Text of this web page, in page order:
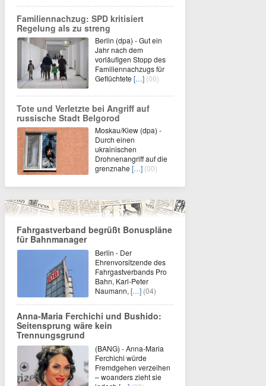
Familiennachzug: SPD kritisiert
Regelung als zu streng
Berlin (dpa) - Gut ein
Jahr nach dem
vorläufigen Stopp des
Familiennachzugs für
Geflüchtete […] (00)
Tote und Verletzte bei Angriff auf
russische Stadt Belgorod
Moskau/Kiew (dpa) -
Durch einen
ukrainischen
Drohnenangriff auf die
grenznahe […] (00)
Fahrgastverband begrüßt Bonuspläne
für Bahnmanager
Berlin - Der
Ehrenvorsitzende des
Fahrgastverbands Pro
Bahn, Karl-Peter
Naumann, […] (04)
Anna-Maria Ferchichi und Bushido:
Seitensprung wäre kein
Trennungsgrund
(BANG) - Anna-Maria
Ferchichi würde
Fremdgehen verzeihen
– woanders zieht sie